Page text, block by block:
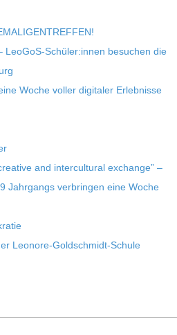
LeoGoS-Schüler:innen besu­chen die
Woche vol­ler digi­ta­ler Erleb­nisse
and inter­cul­tu­ral exch­ange” –
Jahr­gangs ver­brin­gen eine Woche
Leonore-Goldschmidt-Schule